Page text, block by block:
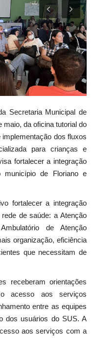
Secretaria Municipal de
maio, da oficina tutorial do
dos fluxos
para crianças e
fortalecer a integração
município de Floriano e
fortalecer a integração
de saúde: a Atenção
de Atenção
organização, eficiência
que necessitam de
receberam orientações
acesso aos serviços
entre as equipes
dos usuários do SUS. A
aos serviços com a